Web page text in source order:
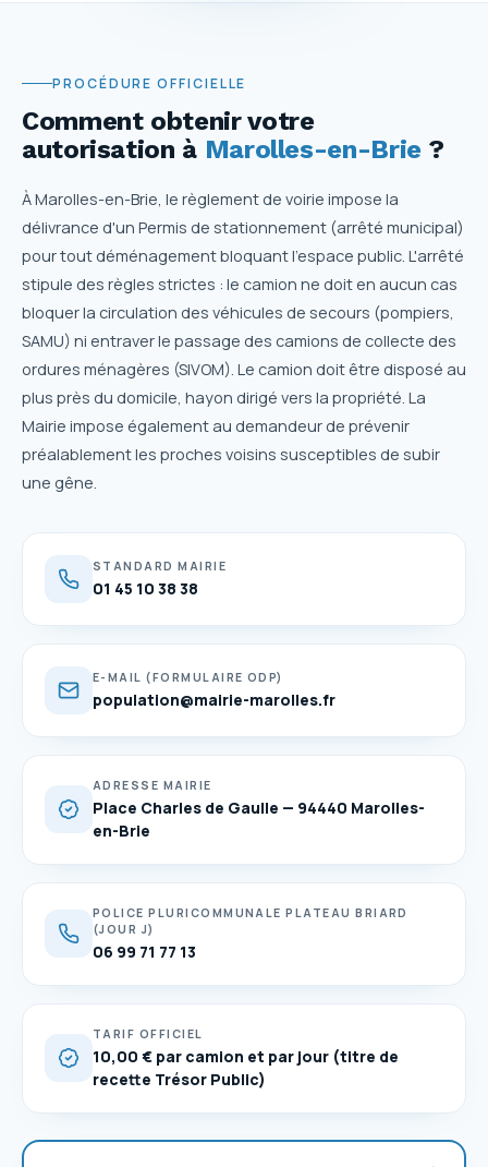
PROCÉDURE OFFICIELLE
Comment obtenir votre
autorisation à Marolles-en-Brie ?
À Marolles-en-Brie, le règlement de voirie impose la
délivrance d'un Permis de stationnement (arrêté municipal)
pour tout déménagement bloquant l'espace public. L'arrêté
stipule des règles strictes : le camion ne doit en aucun cas
bloquer la circulation des véhicules de secours (pompiers,
SAMU) ni entraver le passage des camions de collecte des
ordures ménagères (SIVOM). Le camion doit être disposé au
plus près du domicile, hayon dirigé vers la propriété. La
Mairie impose également au demandeur de prévenir
préalablement les proches voisins susceptibles de subir
une gêne.
STANDARD MAIRIE
01 45 10 38 38
E-MAIL (FORMULAIRE ODP)
population@mairie-marolles.fr
ADRESSE MAIRIE
Place Charles de Gaulle — 94440 Marolles-
en-Brie
POLICE PLURICOMMUNALE PLATEAU BRIARD
(JOUR J)
06 99 71 77 13
TARIF OFFICIEL
10,00 € par camion et par jour (titre de
recette Trésor Public)